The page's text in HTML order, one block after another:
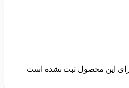
این محصول ثبت نشده است